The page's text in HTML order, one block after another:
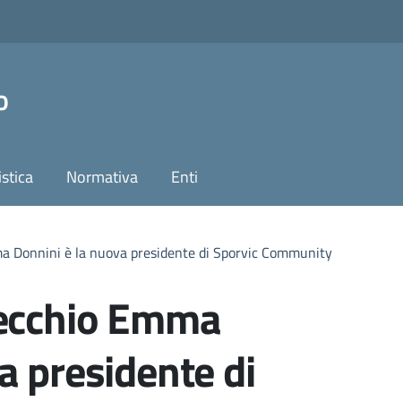
Normativa Enti
Donnini è la nuova presidente di Sporvic Community
Emma
presidente di